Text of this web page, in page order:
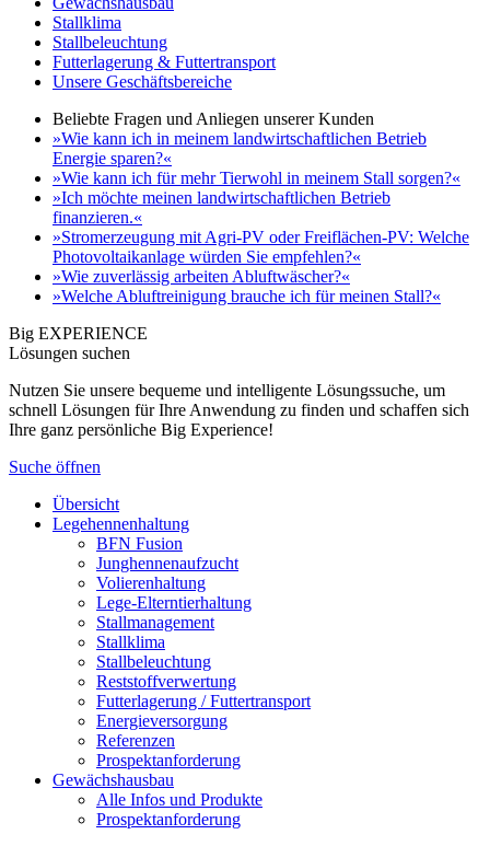
Stallklima
Stallbeleuchtung
Futterlagerung & Futtertransport
Unsere Geschäftsbereiche
Beliebte Fragen und Anliegen unserer Kunden
»Wie kann ich in meinem landwirtschaftlichen Betrieb
Energie sparen?«
»Wie kann ich für mehr Tierwohl in meinem Stall sorgen?«
»Ich möchte meinen landwirtschaftlichen Betrieb
finanzieren.«
»Stromerzeugung mit Agri-PV oder Freiflächen-PV: Welche
Photovoltaikanlage würden Sie empfehlen?«
»Wie zuverlässig arbeiten Abluftwäscher?«
»Welche Abluftreinigung brauche ich für meinen Stall?«
Big EXPERIENCE
Lösungen suchen
Nutzen Sie unsere bequeme und intelligente Lösungssuche, um
schnell Lösungen für Ihre Anwendung zu finden und schaffen sich
Ihre ganz persönliche Big Experience!
Suche öffnen
Übersicht
Legehennenhaltung
BFN Fusion
Junghennenaufzucht
Volierenhaltung
Lege-Elterntierhaltung
Stallmanagement
Stallklima
Stallbeleuchtung
Reststoffverwertung
Futterlagerung / Futtertransport
Energieversorgung
Referenzen
Prospektanforderung
Gewächshausbau
Alle Infos und Produkte
Prospektanforderung